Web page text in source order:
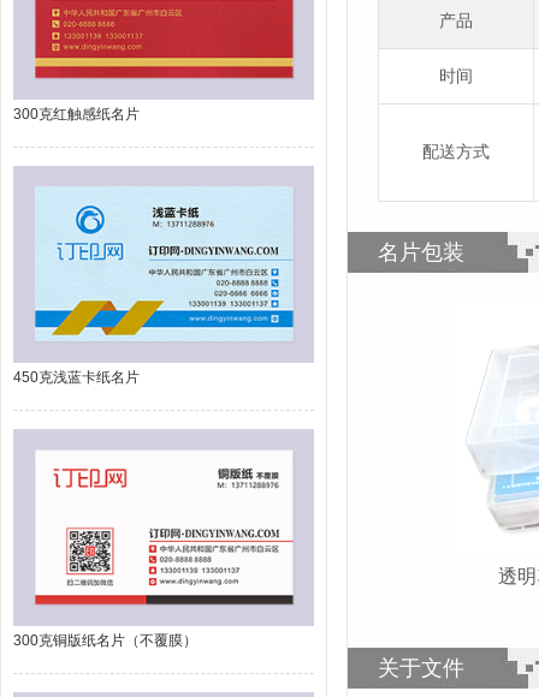
300克红触感纸名片
450克浅蓝卡纸名片
300克铜版纸名片（不覆膜）
产品
时间
配送方式
名片包装
关于文件